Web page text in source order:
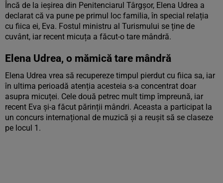
Încă de la ieșirea din Penitenciarul Târgșor, Elena Udrea a
declarat că va pune pe primul loc familia, în special relația
cu fiica ei, Eva. Fostul ministru al Turismului se ține de
cuvânt, iar recent micuța a făcut-o tare mândră.
Elena Udrea, o mămică tare mândră
Elena Udrea vrea să recupereze timpul pierdut cu fiica sa, iar
în ultima perioadă atenția acesteia s-a concentrat doar
asupra micuței. Cele două petrec mult timp împreună, iar
recent Eva și-a făcut părinții mândri. Aceasta a participat la
un concurs internațional de muzică și a reușit să se claseze
pe locul 1.